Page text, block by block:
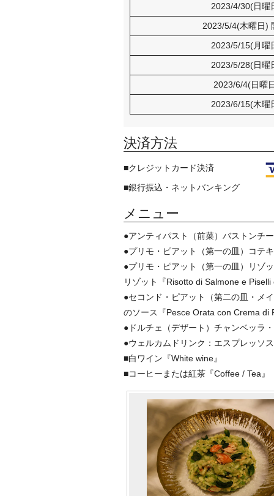
2023/4/30(日曜
2023/5/4(木曜日)
2023/5/15(月曜
2023/5/28(日曜
2023/6/4(日曜
2023/6/15(木曜
決済方法
■クレジットカード決済
■銀行振込・ネットバンキング
メニュー
●アンティパスト（前菜）バストンチ
●プリモ・ピアット（第一の皿）コテ
●プリモ・ピアット（第一の皿）リゾ
リゾット『Risotto di Salmone e
●セコンド・ピアット（第二の皿・メ
のソース『Pesce Orata con Crema di
●ドルチェ（デザート）チャンベッラ
●ウェルカムドリンク：エスプレッソ
■白ワイン『White wine』
■コーヒーまたは紅茶『Coffee / Tea』